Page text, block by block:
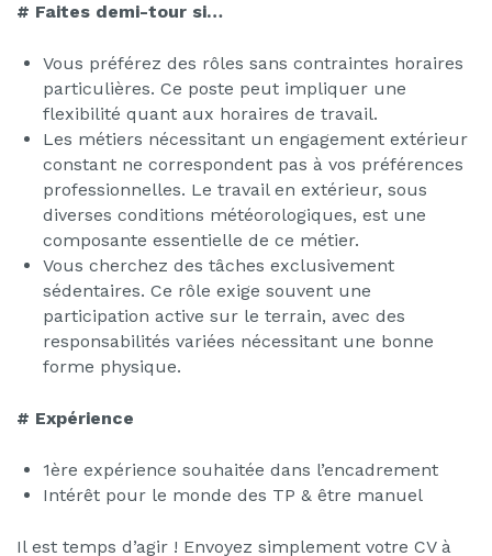
# Faites demi-tour si…
Vous préférez des rôles sans contraintes horaires
particulières. Ce poste peut impliquer une
flexibilité quant aux horaires de travail.
Les métiers nécessitant un engagement extérieur
constant ne correspondent pas à vos préférences
professionnelles. Le travail en extérieur, sous
diverses conditions météorologiques, est une
composante essentielle de ce métier.
Vous cherchez des tâches exclusivement
sédentaires. Ce rôle exige souvent une
participation active sur le terrain, avec des
responsabilités variées nécessitant une bonne
forme physique.
# Expérience
1ère expérience souhaitée dans l’encadrement
Intérêt pour le monde des TP & être manuel
Il est temps d’agir ! Envoyez simplement votre CV à